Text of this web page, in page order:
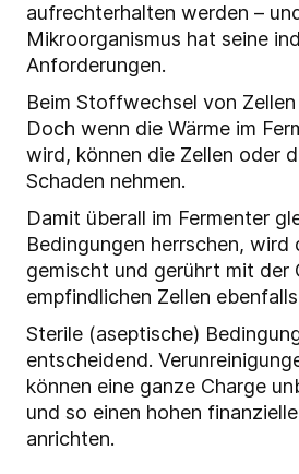
aufrechterhalten werden –
Mikroorganismus hat seine
Anforderungen.
Beim Stoffwechsel von
Doch wenn die Wärme im
wird, können die Zellen oder
Schaden nehmen.
Damit überall im Fermenter
Bedingungen herrschen, wird
gemischt und gerührt mit der
empfindlichen Zellen
Sterile (aseptische)
entscheidend.
können eine ganze Charge
und so einen hohen
anrichten.